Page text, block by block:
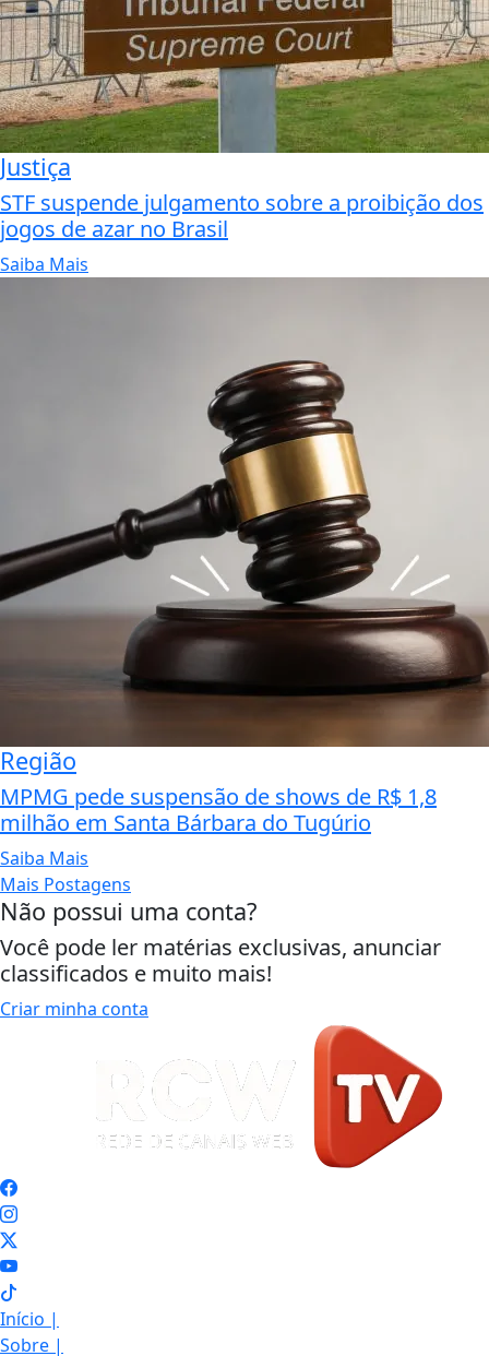
Justiça
STF suspende julgamento sobre a proibição dos
jogos de azar no Brasil
Saiba Mais
Região
MPMG pede suspensão de shows de R$ 1,8
milhão em Santa Bárbara do Tugúrio
Saiba Mais
Mais Postagens
Não possui uma conta?
Você pode ler matérias exclusivas, anunciar
classificados e muito mais!
Criar minha conta
Início |
Sobre |